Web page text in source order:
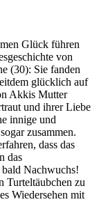
Glück führen
von
(30): Sie fanden
glücklich auf
Akkis Mutter
und ihrer Liebe
innige und
zusammen.
dass das
das
Nachwuchs!
Turteltäubchen zu
Wiedersehen mit